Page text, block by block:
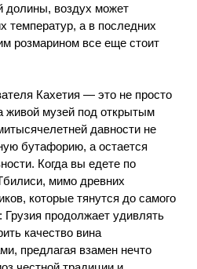
долины, воздух может
температур, а в последних
розмарином все еще стоит
Кахетия — это не просто
живой музей под открытым
давности не
бутафорию, а остается
Когда вы едете по
мимо древних
которые тянутся до самого
Грузия продолжает удивлять
качество вина
предлагая взамен нечто